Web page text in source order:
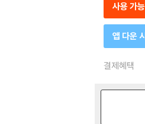
사용 가
앱 다운
결제혜택